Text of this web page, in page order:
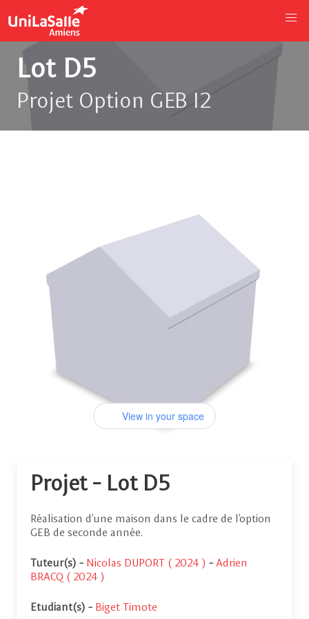
Lot D5
Projet Option GEB I2
View in your space
Projet - Lot D5
Réalisation d'une maison dans le cadre de l'option
GEB de seconde année.
Tuteur(s) - Nicolas DUPORT ( 2024 ) - Adrien
BRACQ ( 2024 )
Etudiant(s) - Biget Timote